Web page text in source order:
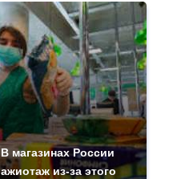
В магазинах России
ажиотаж из-за этого